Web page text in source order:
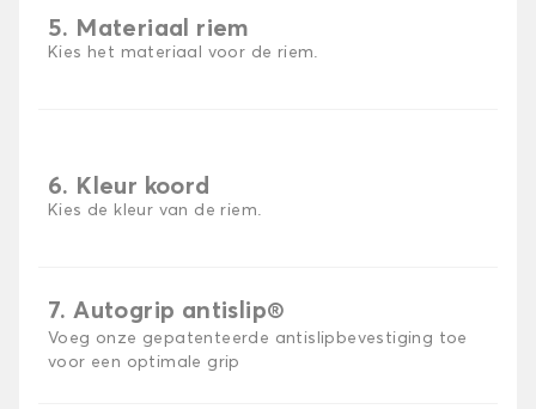
5. Materiaal riem
Kies het materiaal voor de riem.
6. Kleur koord
Kies de kleur van de riem.
7. Autogrip antislip®
Voeg onze gepatenteerde antislipbevestiging toe
voor een optimale grip